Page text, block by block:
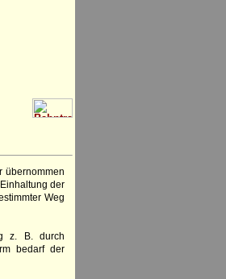
übernommen
der
Weg
z. B. durch
bedarf der